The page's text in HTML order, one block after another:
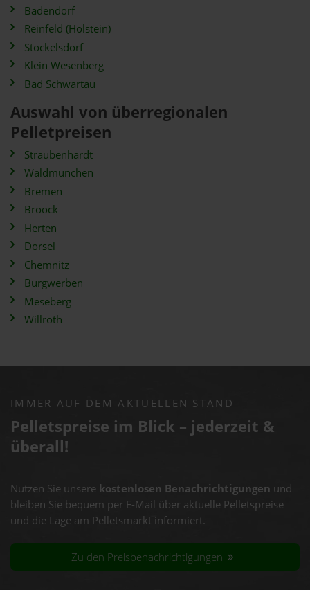
Badendorf
Reinfeld (Holstein)
Stockelsdorf
Klein Wesenberg
Bad Schwartau
Auswahl von überregionalen
Pelletpreisen
Straubenhardt
Waldmünchen
Bremen
Broock
Herten
Dorsel
Chemnitz
Burgwerben
Meseberg
Willroth
IMMER AUF DEM AKTUELLEN STAND
Pelletspreise im Blick – jederzeit &
überall!
Nutzen Sie unsere kostenlosen Benachrichtigungen und
bleiben Sie bequem per E-Mail über aktuelle Pelletspreise
und die Lage am Pelletsmarkt informiert.
Zu den Preisbenachrichtigungen